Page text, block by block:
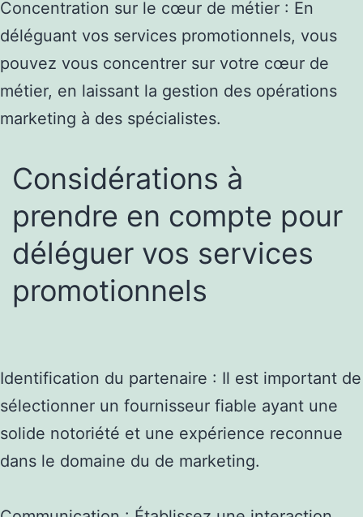
Concentration sur le cœur de métier : En
déléguant vos services promotionnels, vous
pouvez vous concentrer sur votre cœur de
métier, en laissant la gestion des opérations
marketing à des spécialistes.
Considérations à
prendre en compte pour
déléguer vos services
promotionnels
Identification du partenaire : Il est important de
sélectionner un fournisseur fiable ayant une
solide notoriété et une expérience reconnue
dans le domaine du de marketing.